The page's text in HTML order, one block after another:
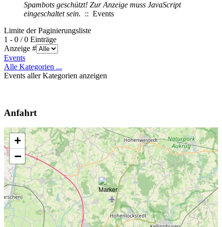
Spambots geschützt! Zur Anzeige muss JavaScript
eingeschaltet sein. :: Events
Limite der Paginierungsliste
1 - 0 / 0 Einträge
Anzeige #
Events
Alle Kategorien ...
Events aller Kategorien anzeigen
Anfahrt
+
−